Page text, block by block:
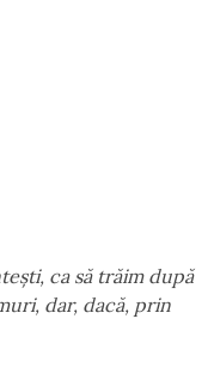
ca să trăim după
dar, dacă, prin